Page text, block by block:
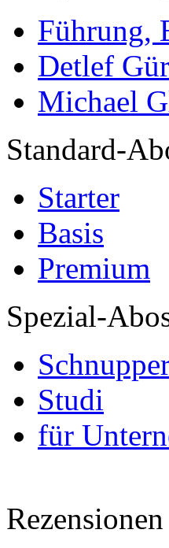
Führung,
Detlef
Michael
Standard-
Starter
Basis
Premium
Spezial-
Studi
für
Rezensionen